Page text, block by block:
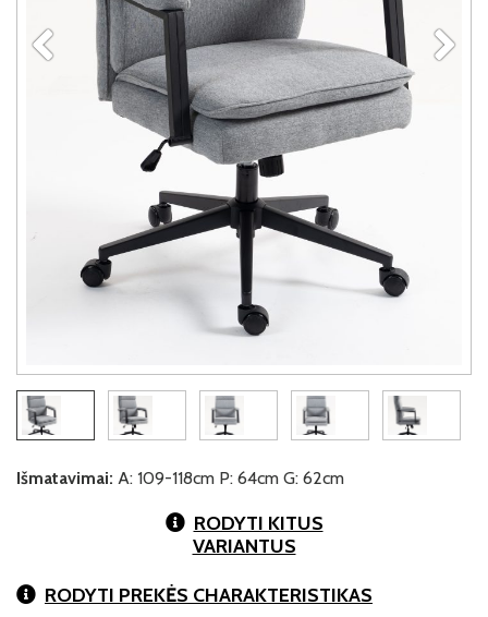
Išmatavimai: A: 109-118cm P: 64cm G: 62cm
RODYTI KITUS
VARIANTUS
RODYTI PREKĖS CHARAKTERISTIKAS